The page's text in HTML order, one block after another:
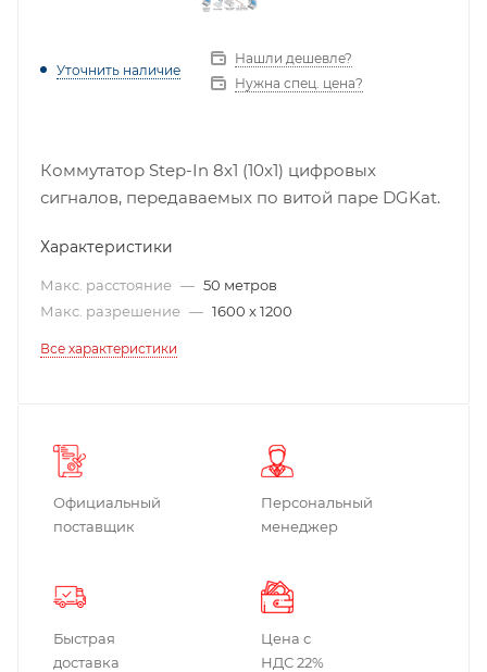
Уточнить наличие
Нашли дешевле?
Нужна спец. цена?
Коммутатор Step-In 8x1 (10x1) цифровых
сигналов, передаваемых по витой паре DGKat.
Характеристики
Макс. расстояние — 50 метров
Макс. разрешение — 1600 x 1200
Все характеристики
Официальный
поставщик
Персональный
менеджер
Быстрая
доставка
Цена с
НДС 22%